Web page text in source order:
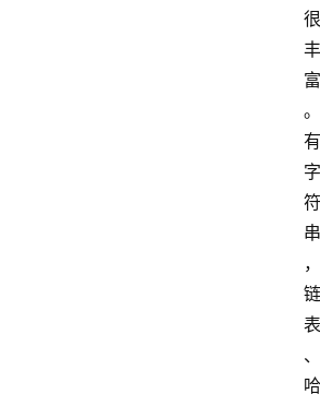
很
丰
富
。
有
字
符
串
，
链
表
、
哈